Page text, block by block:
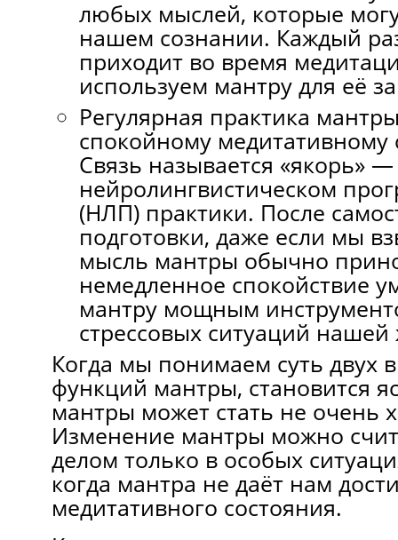
любых мыслей, которые
нашем сознании. Каждый
приходит во время
используем мантру для её
Регулярная практика
спокойному медитативному
Связь называется «якорь»
нейролингвистическом
(НЛП) практики. После
подготовки, даже если мы
мысль мантры обычно
немедленное спокойствие
мантру мощным
стрессовых ситуаций
Когда мы понимаем суть двух
функций мантры, становится
мантры может стать не очень
Изменение мантры можно
делом только в особых
когда мантра не даёт нам
медитативного состояния.